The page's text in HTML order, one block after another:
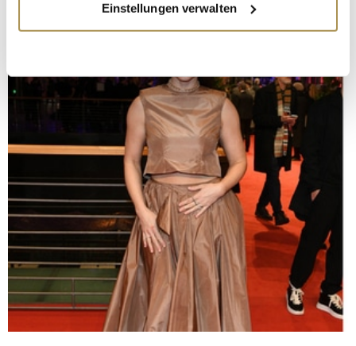
Informationen über Ihre geografische Lage
erfassen, welche bis auf einige Meter genau sein
bestimmten Merkmalen (Fingerprinting) identifizieren
Erfahren Sie mehr darüber, wie Ihre persönlichen Daten
verarbeitet werden, und legen Sie Ihre Präferenzen im
Abschnitt Einzelheiten fest.
Wir verwenden Cookies, um Inhalte und Anzeigen zu
personalisieren, Funktionen für soziale Medien anbieten
zu können und die Zugriffe auf unsere Website zu
analysieren. Außerdem geben wir Informationen zu Ihrer
Verwendung unserer Website an unsere Partner für
soziale Medien, Werbung und Analysen weiter. Unsere
Partner führen diese Informationen möglicherweise mit
weiteren Daten zusammen, die Sie ihnen bereitgestellt
Einstellungen verwalten